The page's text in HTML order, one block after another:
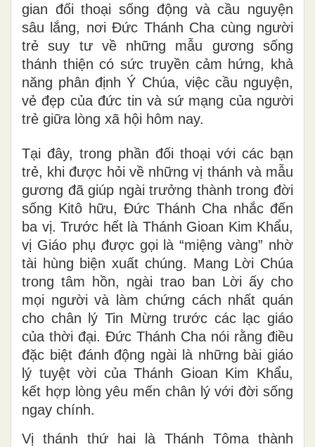
gian đối thoại sống động và cầu nguyện
sâu lắng, nơi Đức Thánh Cha cùng người
trẻ suy tư về những mẫu gương sống
thánh thiện có sức truyền cảm hứng, khả
năng phân định Ý Chúa, việc cầu nguyện,
vẻ đẹp của đức tin và sứ mạng của người
trẻ giữa lòng xã hội hôm nay.
Tại đây, trong phần đối thoại với các bạn
trẻ, khi được hỏi về những vị thánh và mẫu
gương đã giúp ngài trưởng thành trong đời
sống Kitô hữu, Đức Thánh Cha nhắc đến
ba vị. Trước hết là Thánh Gioan Kim Khẩu,
vị Giáo phụ được gọi là “miệng vàng” nhờ
tài hùng biện xuất chúng. Mang Lời Chúa
trong tâm hồn, ngài trao ban Lời ấy cho
mọi người và làm chứng cách nhất quán
cho chân lý Tin Mừng trước các lạc giáo
của thời đại. Đức Thánh Cha nói rằng điều
đặc biệt đánh động ngài là những bài giáo
lý tuyệt vời của Thánh Gioan Kim Khẩu,
kết hợp lòng yêu mến chân lý với đời sống
ngay chính.
Vị thánh thứ hai là Thánh Tôma thành